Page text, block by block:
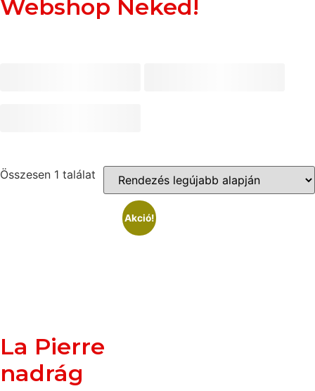
Webshop Neked!
Összesen 1 találat
Akció!
La Pierre
nadrág